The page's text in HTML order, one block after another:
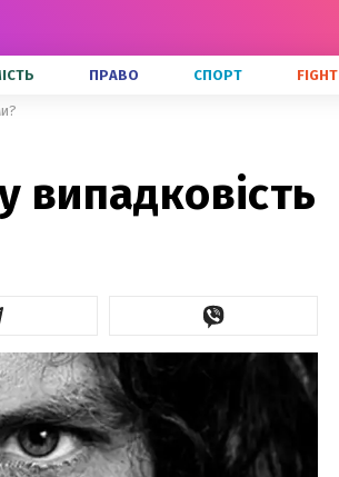
ПРАВО СПОРТ FIGHT
випадковість